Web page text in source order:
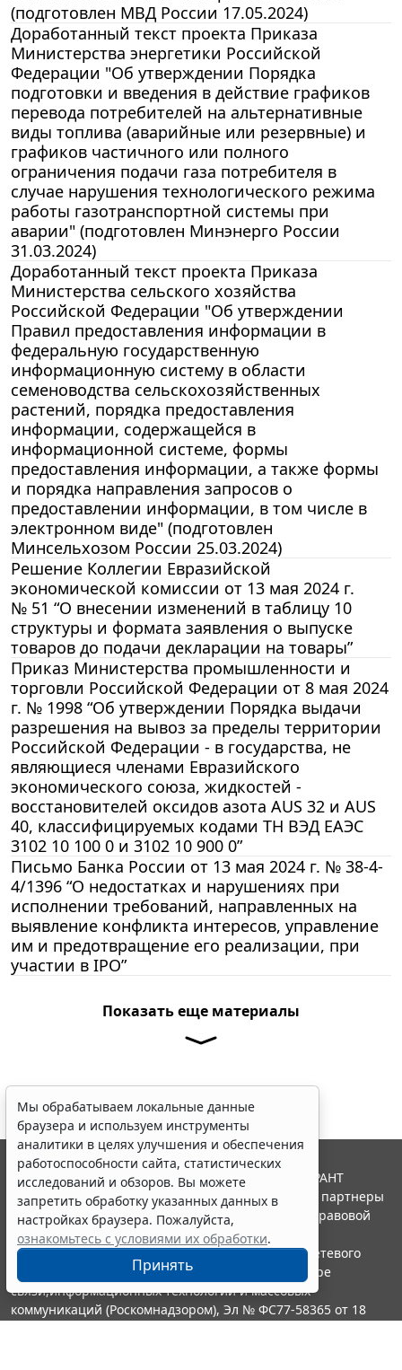
(подготовлен МВД России 17.05.2024)
Доработанный текст проекта Приказа
Министерства энергетики Российской
Федерации "Об утверждении Порядка
подготовки и введения в действие графиков
перевода потребителей на альтернативные
виды топлива (аварийные или резервные) и
графиков частичного или полного
ограничения подачи газа потребителя в
случае нарушения технологического режима
работы газотранспортной системы при
аварии" (подготовлен Минэнерго России
31.03.2024)
Доработанный текст проекта Приказа
Министерства сельского хозяйства
Российской Федерации "Об утверждении
Правил предоставления информации в
федеральную государственную
информационную систему в области
семеноводства сельскохозяйственных
растений, порядка предоставления
информации, содержащейся в
информационной системе, формы
предоставления информации, а также формы
и порядка направления запросов о
предоставлении информации, в том числе в
электронном виде" (подготовлен
Минсельхозом России 25.03.2024)
Решение Коллегии Евразийской
экономической комиссии от 13 мая 2024 г.
№ 51 “О внесении изменений в таблицу 10
структуры и формата заявления о выпуске
товаров до подачи декларации на товары”
Приказ Министерства промышленности и
торговли Российской Федерации от 8 мая 2024
г. № 1998 “Об утверждении Порядка выдачи
разрешения на вывоз за пределы территории
Российской Федерации - в государства, не
являющиеся членами Евразийского
экономического союза, жидкостей -
восстановителей оксидов азота AUS 32 и AUS
40, классифицируемых кодами ТН ВЭД ЕАЭС
3102 10 100 0 и 3102 10 900 0”
Письмо Банка России от 13 мая 2024 г. № 38-4-
4/1396 “О недостатках и нарушениях при
исполнении требований, направленных на
выявление конфликта интересов, управление
им и предотвращение его реализации, при
участии в IPO”
Показать еще материалы
Мы обрабатываем локальные данные
браузера и используем инструменты
аналитики в целях улучшения и обеспечения
работоспособности сайта, статистических
исследований и обзоров. Вы можете
запретить обработку указанных данных в
настройках браузера. Пожалуйста,
ознакомьтесь с условиями их обработки.
Принять
© ООО "НПП "ГАРАНТ-СЕРВИС", 2026. Система ГАРАНТ
выпускается с 1990 года. Компания "Гарант" и ее партнеры
являются участниками Российской ассоциации правовой
информации ГАРАНТ.
Портал ГАРАНТ.РУ зарегистрирован в качестве сетевого
издания Федеральной службой по надзору в сфере
связи,информационных технологий и массовых
коммуникаций (Роскомнадзором), Эл № ФС77-58365 от 18